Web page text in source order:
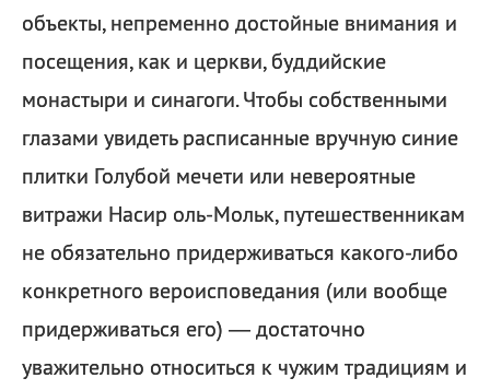
объекты, непременно достойные внимания и
посещения, как и церкви, буддийские
монастыри и синагоги. Чтобы собственными
глазами увидеть расписанные вручную синие
плитки Голубой мечети или невероятные
витражи Насир оль-Мольк, путешественникам
не обязательно придерживаться какого-либо
конкретного вероисповедания (или вообще
придерживаться его) — достаточно
уважительно относиться к чужим традициям и